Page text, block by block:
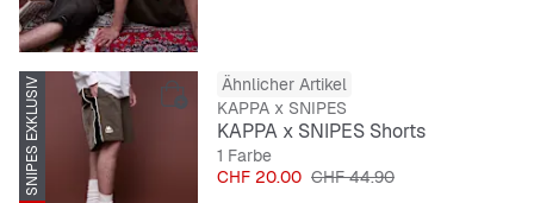
SNIPES EXKLUSIV
Ähnlicher Artikel
KAPPA x SNIPES
KAPPA x SNIPES Shorts
1 Farbe
Preis
CHF 20.00 Originalpreis
CHF 44.90